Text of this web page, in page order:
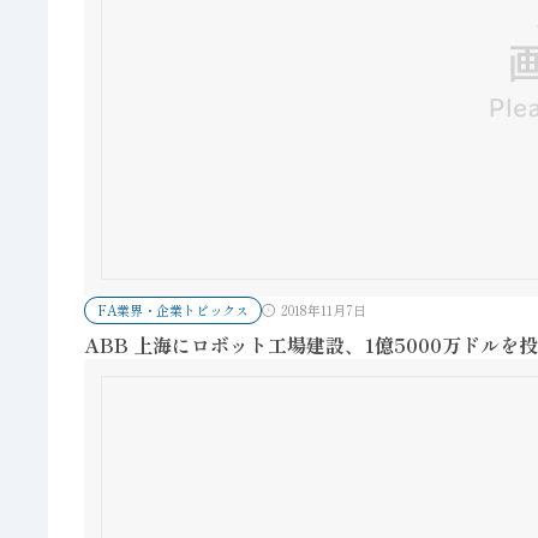
FA業界・企業トピックス 2018年11月7日
ABB 上海にロボット工場建設、1億5000万ドルを